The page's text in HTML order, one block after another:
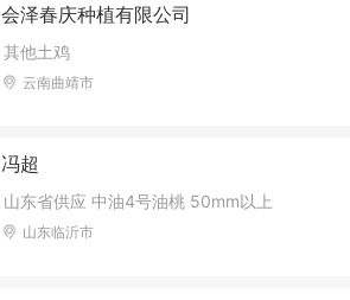
会泽春庆种植有限公司
其他土鸡
云南曲靖市
冯超
山东省供应 中油4号油桃 50mm以上
山东临沂市